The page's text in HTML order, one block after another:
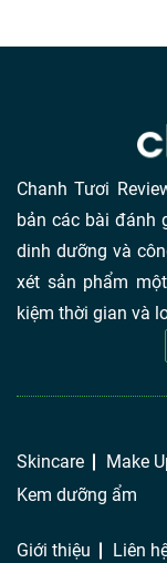
Chanh Tươi
bản các bài đánh
dinh dưỡng và
xét sản phẩm
kiệm thời gian và
Skincare Make
Kem dưỡng ẩm
Giới thiệu Liên